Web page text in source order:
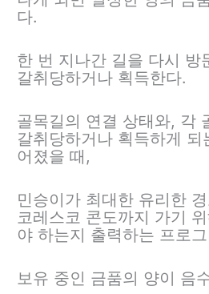
다.
한 번 지나간 길을 다시 방
갈취당하거나 획득한다.
골목길의 연결 상태와, 각
갈취당하거나 획득하게
어졌을 때,
민승이가 최대한 유리한
코레스코 콘도까지 가기
야 하는지 출력하는 프로
보유 중인 금품의 양이 음